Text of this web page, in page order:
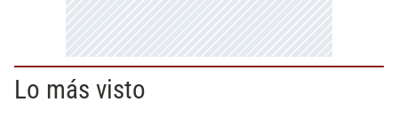
Lo más visto